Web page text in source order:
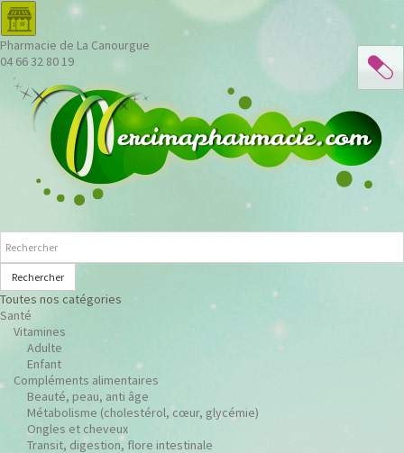
Pharmacie de La Canourgue
04 66 32 80 19
Rechercher
Toutes nos catégories
Santé
Vitamines
Adulte
Enfant
Compléments alimentaires
Beauté, peau, anti âge
Métabolisme (cholestérol, cœur, glycémie)
Ongles et cheveux
Transit, digestion, flore intestinale